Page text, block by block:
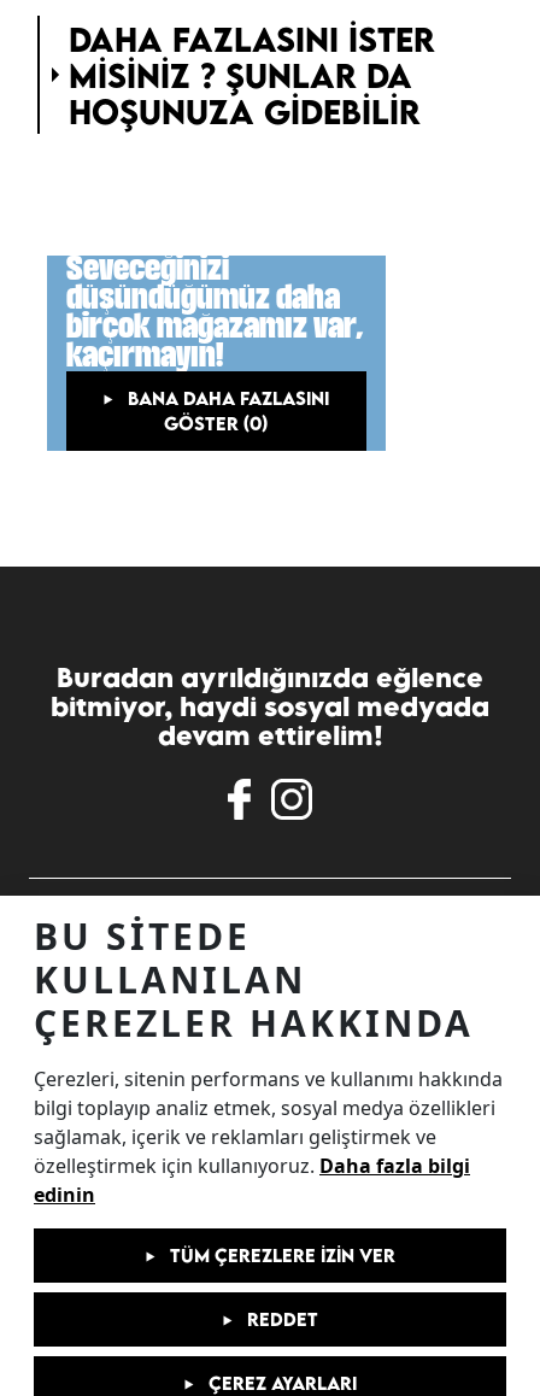
DAHA FAZLASINI ISTER
MISINIZ ? ŞUNLAR DA
HOŞUNUZA GIDEBILIR
Seveceğinizi
düşündüğümüz daha
birçok mağazamız var,
kaçırmayın!
BANA DAHA FAZLASINI
GÖSTER (0)
Buradan ayrıldığınızda eğlence
bitmiyor, haydi sosyal medyada
devam ettirelim!
ALIŞVERIŞ MERKEZINIZ
TEMASTA OLALIM
İnternet Sitesi Ziyaretçi Aydınlatma Metni
Çerez Aydınlatma Metni
KVKK Başvuru Formu
Enerji Politikası Metni
BU SITEDE
KULLANILAN
ÇEREZLER HAKKINDA
Çerezleri, sitenin performans ve kullanımı hakkında
bilgi toplayıp analiz etmek, sosyal medya özellikleri
sağlamak, içerik ve reklamları geliştirmek ve
özelleştirmek için kullanıyoruz. Daha fazla bilgi
edinin
TÜM ÇEREZLERE İZIN VER
REDDET
ÇEREZ AYARLARI